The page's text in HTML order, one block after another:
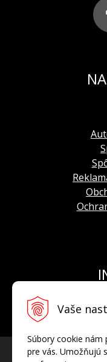
Vaše
Súbory cookie nám
pre vás. Umožňujú
E-mail: